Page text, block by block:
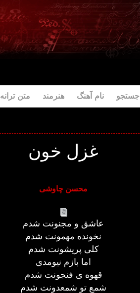
جستجو نام آهنگ هنرمند متن ترانه
غزل خون
محسن چاوشی
عاشق و مجنونت شدم
نخونده مهمونت شدم
کلی پریشونت شدم
اما بازم نیومدی
قهوه ی فنجونت شدم
شمع تو شمعدونت شدم